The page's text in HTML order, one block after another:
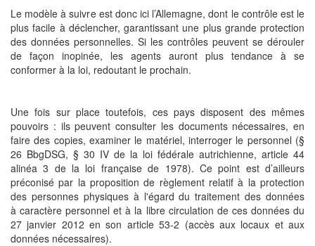
Le modèle à suivre est donc ici l’Allemagne, dont le contrôle est le
plus facile à déclencher, garantissant une plus grande protection
des données personnelles. Si les contrôles peuvent se dérouler
de façon inopinée, les agents auront plus tendance à se
conformer à la loi, redoutant le prochain.
Une fois sur place toutefois, ces pays disposent des mêmes
pouvoirs : ils peuvent consulter les documents nécessaires, en
faire des copies, examiner le matériel, interroger le personnel (§
26 BbgDSG, § 30 IV de la loi fédérale autrichienne, article 44
alinéa 3 de la loi française de 1978). Ce point est d’ailleurs
préconisé par la proposition de règlement relatif à la protection
des personnes physiques à l'égard du traitement des données
à caractère personnel et à la libre circulation de ces données du
27 janvier 2012 en son article 53-2 (accès aux locaux et aux
données nécessaires).